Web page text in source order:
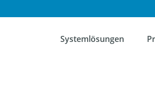
Systemlösungen